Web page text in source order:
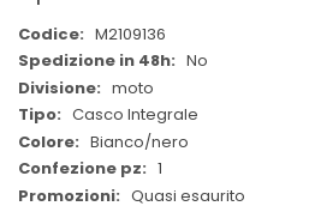
Maggiori
Informazioni
M2109136
No
moto
Casco Integrale
Bianco/nero
1
Quasi esaurito